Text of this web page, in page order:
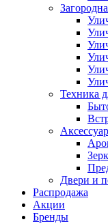
Техника
Двери и
Распродажа
Акции
Бренды